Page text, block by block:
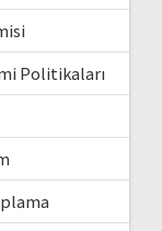
Politikaları